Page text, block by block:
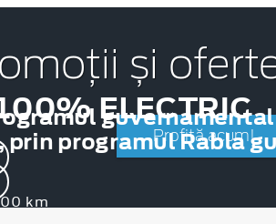
km
ELECTRIC
prin programul Rabla
și
Profită acum!